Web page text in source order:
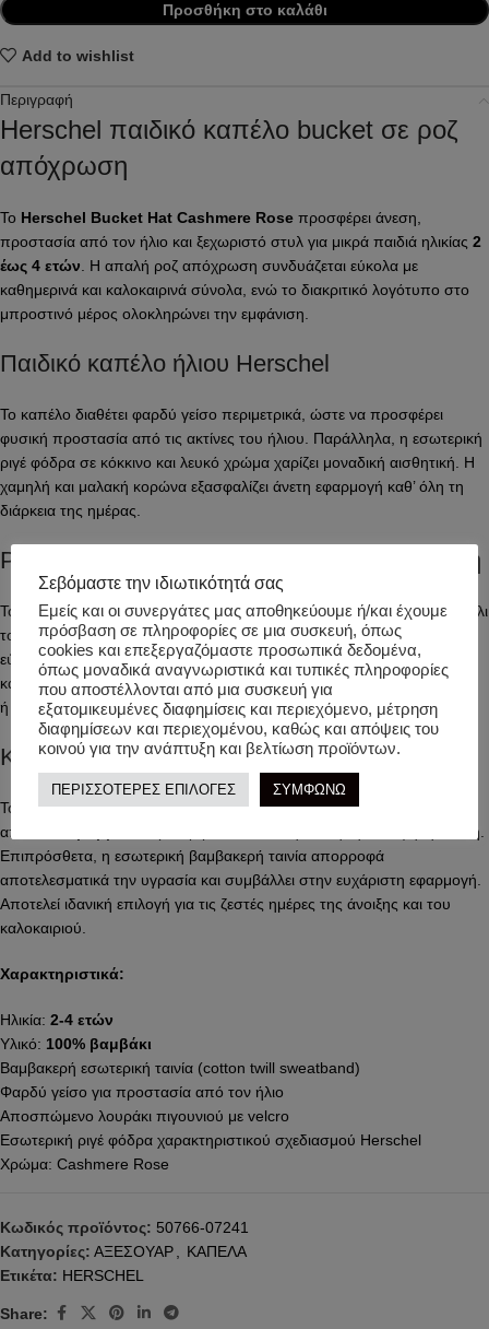
Προσθήκη στο καλάθι
Add to wishlist
Περιγραφή
Herschel παιδικό καπέλο bucket σε ροζ
απόχρωση
Το Herschel Bucket Hat Cashmere Rose προσφέρει άνεση,
προστασία από τον ήλιο και ξεχωριστό στυλ για μικρά παιδιά ηλικίας 2
έως 4 ετών . Η απαλή ροζ απόχρωση συνδυάζεται εύκολα με
καθημερινά και καλοκαιρινά σύνολα, ενώ το διακριτικό λογότυπο στο
μπροστινό μέρος ολοκληρώνει την εμφάνιση.
Παιδικό καπέλο ήλιου Herschel
Το καπέλο διαθέτει φαρδύ γείσο περιμετρικά, ώστε να προσφέρει
φυσική προστασία από τις ακτίνες του ήλιου. Παράλληλα, η εσωτερική
ριγέ φόδρα σε κόκκινο και λευκό χρώμα χαρίζει μοναδική αισθητική. Η
χαμηλή και μαλακή κορώνα εξασφαλίζει άνετη εφαρμογή καθ’ όλη τη
διάρκεια της ημέρας.
Ροζ bucket hat για παιδιά με άνετη εφαρμογή
Το ελαστικό τελείωμα βοηθά το καπέλο να εφαρμόζει σωστά στο κεφάλι
του παιδιού. Επιπλέον, διαθέτει αποσπώμενο λουράκι που στερεώνει
εύκολα κάτω από το πηγούνι με πρακτικό κλείσιμο velcro. Έτσι, το
καπέλο παραμένει σταθερό ακόμη και κατά τη διάρκεια του παιχνιδιού
ή της βόλτας.
Καπέλο προστασίας από τον ήλιο Herschel
Το Herschel Bucket Hat Cashmere Rose 2-4years
από
, προσφέροντας απαλή αίσθηση και υψηλή άνεση.
Επιπρόσθετα, η εσωτερική βαμβακερή ταινία απορροφά
αποτελεσματικά την υγρασία και συμβάλλει στην ευχάριστη εφαρμογή.
Αποτελεί ιδανική επιλογή για τις ζεστές ημέρες της άνοιξης και του
καλοκαιριού.
Χαρακτηριστικά:
Ηλικία: 2-4 ετών
Υλικό: 100% βαμβάκι
Βαμβακερή εσωτερική ταινία (cotton twill sweatband)
Φαρδύ γείσο για προστασία από τον ήλιο
Αποσπώμενο λουράκι πιγουνιού με velcro
Εσωτερική ριγέ φόδρα χαρακτηριστικού σχεδιασμού Herschel
Χρώμα: Cashmere Rose
Κωδικός προϊόντος: 50766-07241
Κατηγορίες: ΑΞΕΣΟΥΑΡ
ΚΑΠΕΛΑ
Ετικέτα: HERSCHEL
Share:
Σεβόμαστε την ιδιωτικότητά σας
Εμείς και οι συνεργάτες μας αποθηκεύουμε ή/και έχουμε
πρόσβαση σε πληροφορίες σε μια συσκευή, όπως
cookies και επεξεργαζόμαστε προσωπικά δεδομένα,
όπως μοναδικά αναγνωριστικά και τυπικές πληροφορίες
που αποστέλλονται από μια συσκευή για
εξατομικευμένες διαφημίσεις και περιεχόμενο, μέτρηση
διαφημίσεων και περιεχομένου, καθώς και απόψεις του
κοινού για την ανάπτυξη και βελτίωση προϊόντων.
ΠΕΡΙΣΣΟΤΕΡΕΣ ΕΠΙΛΟΓΕΣ ΣΥΜΦΩΝΩ